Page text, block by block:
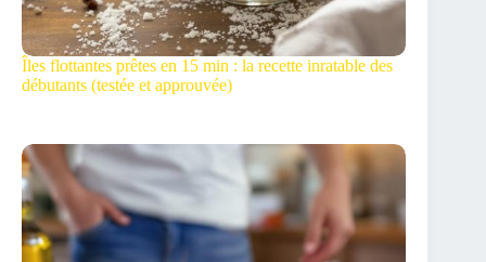
Îles flottantes prêtes en 15 min : la recette inratable des
débutants (testée et approuvée)